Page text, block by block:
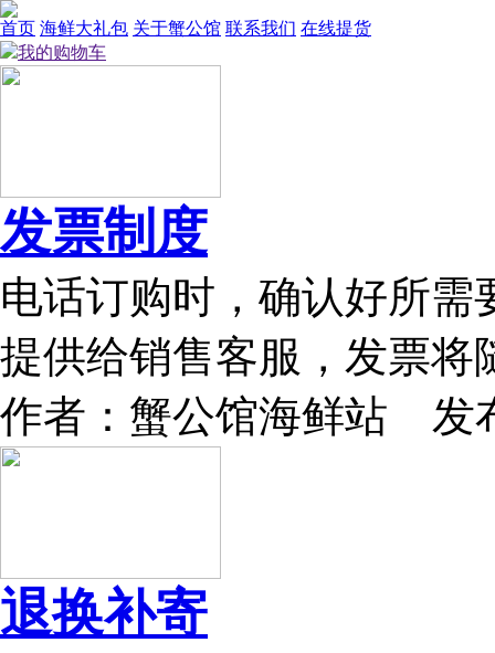
首页 海鲜大礼包 关于蟹公馆 联系我们 在线提货
我的购物车
发票制度
电话订购时，确认好所
提供给销售客服，发票将
作者：蟹公馆海鲜站 发
退换补寄